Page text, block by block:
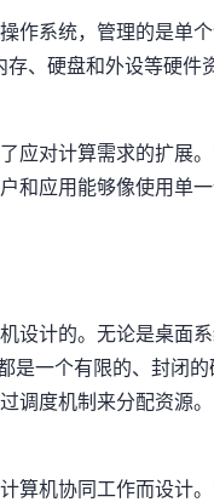
作系统，管理的是单
、硬盘和外设等硬
应对计算需求的扩展
和应用能够像使用单
设计的。无论是桌面
是一个有限的、封闭
调度机制来分配资源。
算机协同工作而设计